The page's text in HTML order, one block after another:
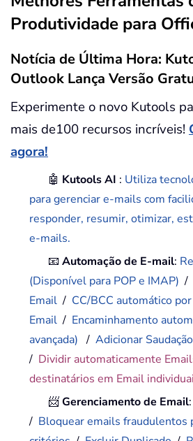
Produtividade para
Notícia de Última Hora:
Outlook Lança Versão
Experimente o novo Kutools
mais de100 recursos incríveis!
agora!
🤖 Kutools AI : Utiliza
para gerenciar e-mails com
responder, resumir, otimizar,
e-mails.
📧Automação de E-mail:
(Disponível para POP e IMAP)
Email / CC/BCC automático
Email / Encaminhamento
avançada) /Adicionar
/ Dividir automaticamente
destinatários em Email
📨Gerenciamento de Email:
/ Bloquear emails fraudulentos